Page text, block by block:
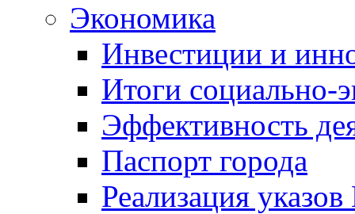
Экономика
Инвестиции и
Итоги социально-
Эффективность
Паспорт города
Реализация